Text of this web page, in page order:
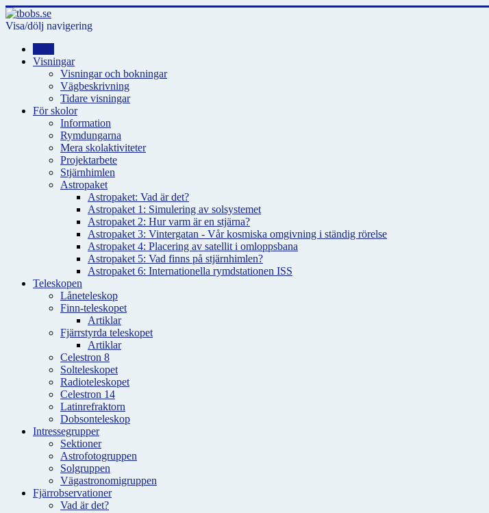
Visa/dölj navigering
Visningar
Visningar och bokningar
Vägbeskrivning
Tidare visningar
För skolor
Information
Rymdungarna
Mera skolaktiviteter
Projektarbete
Stjärnhimlen
Astropaket
Astropaket: Vad är det?
Astropaket 1: Simulering av solsystemet
Astropaket 2: Hur varm är en stjärna?
Astropaket 3: Vintergatan - Vår kosmiska omgivning i ständig rörelse
Astropaket 4: Placering av satellit i omloppsbana
Astropaket 5: Vad finns på stjärnhimlen?
Astropaket 6: Internationella rymdstationen ISS
Teleskopen
Låneteleskop
Finn-teleskopet
Artiklar
Fjärrstyrda teleskopet
Artiklar
Celestron 8
Solteleskopet
Radioteleskopet
Celestron 14
Latinrefraktorn
Dobsonteleskop
Intressegrupper
Sektioner
Astrofotogruppen
Solgruppen
Vägastronomigruppen
Fjärrobservationer
Vad är det?